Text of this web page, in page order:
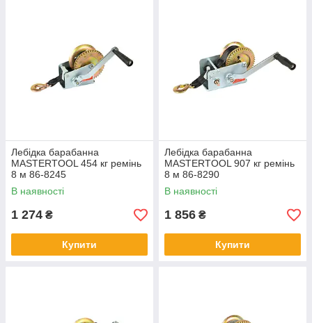
Лебідка барабанна
MASTERTOOL 454 кг ремінь
8 м 86-8245
В наявності
1 274 ₴
Купити
Лебідка барабанна
MASTERTOOL 907 кг ремінь
8 м 86-8290
В наявності
1 856 ₴
Купити